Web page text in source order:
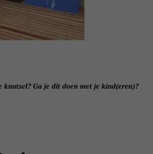
knutsel? Ga je dit doen met je kind(eren)?